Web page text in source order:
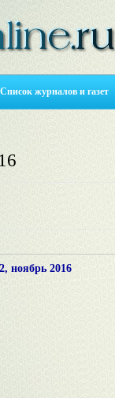
Список журналов и газет
ноябрь 2016